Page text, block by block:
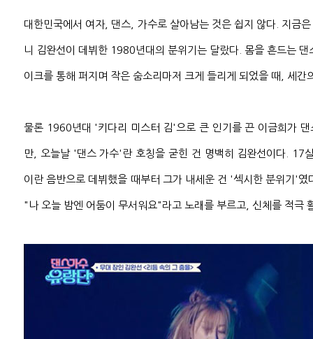
대한민국에서 여자, 댄스, 가수로 살아남는 것은 쉽지 않다. 지금
니 김완선이 데뷔한 1980년대의 분위기는 달랐다. 몸을 흔드는
이크를 통해 퍼지며 작은 숨소리마저 크게 들리게 되었을 때, 세간
물론 1960년대 '키다리 미스터 김'으로 큰 인기를 끈 이금희가 댄
만, 오늘날 '댄스 가수'란 호칭을 굳힌 건 명백히 김완선이다. 17
이란 음반으로 데뷔했을 때부터 그가 내세운 건 '섹시한 분위기'였
"나 오늘 밤엔 어둠이 무서워요"라고 노래를 부르고, 신체를 적극